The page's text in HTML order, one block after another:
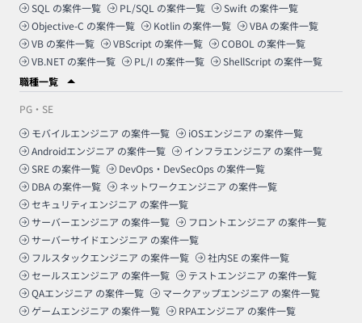
SQL の案件一覧 PL/SQL の案件一覧 Swift の案件一覧
Objective-C の案件一覧 Kotlin の案件一覧 VBA の案件一覧
VB の案件一覧 VBScript の案件一覧 COBOL の案件一覧
VB.NET の案件一覧 PL/I の案件一覧 ShellScript の案件一覧
職種一覧
PG・SE
モバイルエンジニア の案件一覧 iOSエンジニア の案件一覧
Androidエンジニア の案件一覧 インフラエンジニア の案件一覧
SRE の案件一覧 DevOps・DevSecOps の案件一覧
DBA の案件一覧 ネットワークエンジニア の案件一覧
セキュリティエンジニア の案件一覧
サーバーエンジニア の案件一覧 フロントエンジニア の案件一覧
サーバーサイドエンジニア の案件一覧
フルスタックエンジニア の案件一覧 社内SE の案件一覧
セールスエンジニア の案件一覧 テストエンジニア の案件一覧
QAエンジニア の案件一覧 マークアップエンジニア の案件一覧
ゲームエンジニア の案件一覧 RPAエンジニア の案件一覧